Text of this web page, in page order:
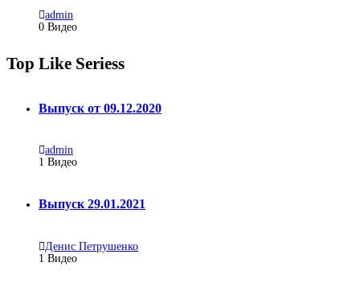
admin
0 Видео
Top Like Seriess
Выпуск от 09.12.2020
admin
1 Видео
Выпуск 29.01.2021
Денис Петрушенко
1 Видео